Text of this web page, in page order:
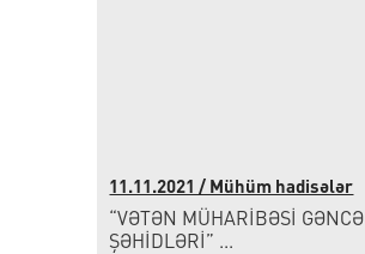
11.11.2021 / Mühüm hadisələr
“VƏTƏN MÜHARİBƏSİ GƏNCƏ
ŞƏHİDLƏRİ” ...